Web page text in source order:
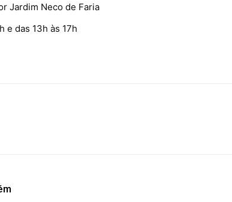
Jardim Neco de Faria
e das 13h às 17h